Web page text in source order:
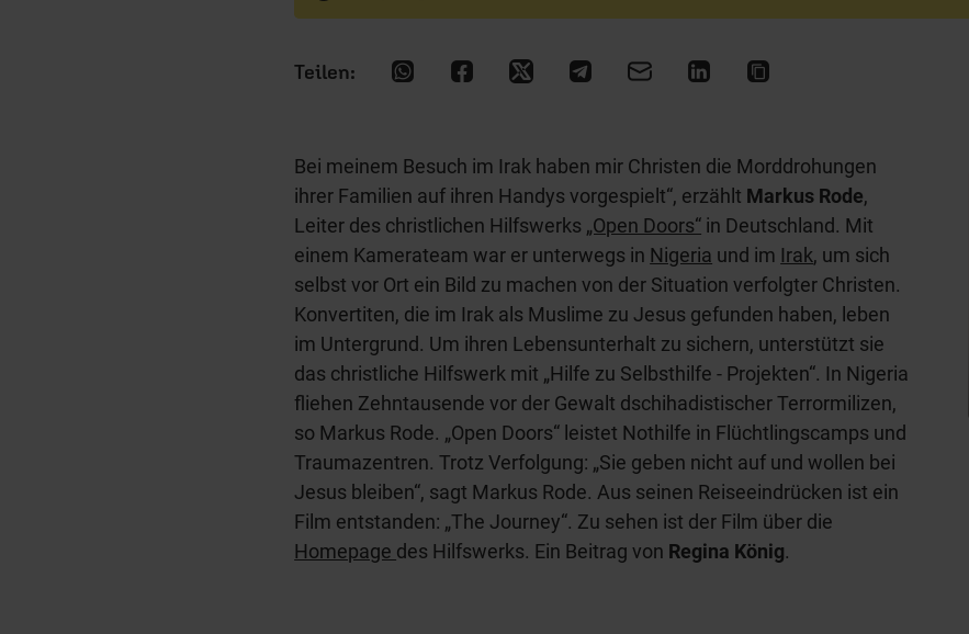
Bei meinem Besuch im Irak haben mir Christen die Morddrohungen
ihrer Familien auf ihren Handys vorgespielt“, erzählt Markus Rode,
Leiter des christlichen Hilfswerks „Open Doors“ in Deutschland. Mit
einem Kamerateam war er unterwegs in Nigeria und im Irak, um sich
selbst vor Ort ein Bild zu machen von der Situation verfolgter Christen.
Konvertiten, die im Irak als Muslime zu Jesus gefunden haben, leben
im Untergrund. Um ihren Lebensunterhalt zu sichern, unterstützt sie
das christliche Hilfswerk mit „Hilfe zu Selbsthilfe - Projekten“. In Nigeria
fliehen Zehntausende vor der Gewalt dschihadistischer Terrormilizen,
so Markus Rode. „Open Doors“ leistet Nothilfe in Flüchtlingscamps und
Traumazentren. Trotz Verfolgung: „Sie geben nicht auf und wollen bei
Jesus bleiben“, sagt Markus Rode. Aus seinen Reiseeindrücken ist ein
Film entstanden: „The Journey“. Zu sehen ist der Film über die
Homepage des Hilfswerks. Ein Beitrag von Regina König.